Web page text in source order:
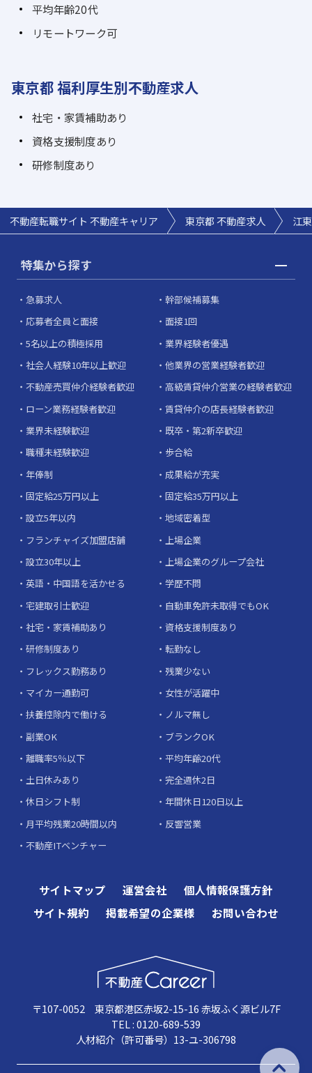
平均年齢20代
リモートワーク可
東京都 福利厚生別不動産求人
社宅・家賃補助あり
資格支援制度あり
研修制度あり
不動産転職サイト 不動産キャリア 東京都 不動産求人 江
特集から探す
急募求人
幹部候補募集
応募者全員と面接
面接1回
5名以上の積極採用
業界経験者優遇
社会人経験10年以上歓迎
他業界の営業経験者歓迎
不動産売買仲介経験者歓迎
高級賃貸仲介営業の経験者歓迎
ローン業務経験者歓迎
賃貸仲介の店長経験者歓迎
業界未経験歓迎
既卒・第2新卒歓迎
職種未経験歓迎
歩合給
年俸制
成果給が充実
固定給25万円以上
固定給35万円以上
設立5年以内
地域密着型
フランチャイズ加盟店舗
上場企業
設立30年以上
上場企業のグループ会社
英語・中国語を活かせる
学歴不問
宅建取引士歓迎
自動車免許未取得でもOK
社宅・家賃補助あり
資格支援制度あり
研修制度あり
転勤なし
フレックス勤務あり
残業少ない
マイカー通勤可
女性が活躍中
扶養控除内で働ける
ノルマ無し
副業OK
ブランクOK
離職率5％以下
平均年齢20代
土日休みあり
完全週休2日
休日シフト制
年間休日120日以上
月平均残業20時間以内
反響営業
不動産ITベンチャー
サイトマップ 運営会社
個人情報保護方針
サイト規約
掲載希望の企業様 お問い合わせ
〒107-0052 東京都港区赤坂2-15-16 赤坂ふく源ビル7F
TEL : 0120-689-539
人材紹介（許可番号）13-ユ-306798